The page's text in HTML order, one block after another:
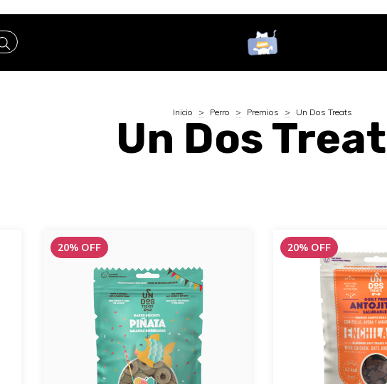
Inicio > Perro > Premios > Un Dos Treats
Un Dos
20% OFF 20% OFF